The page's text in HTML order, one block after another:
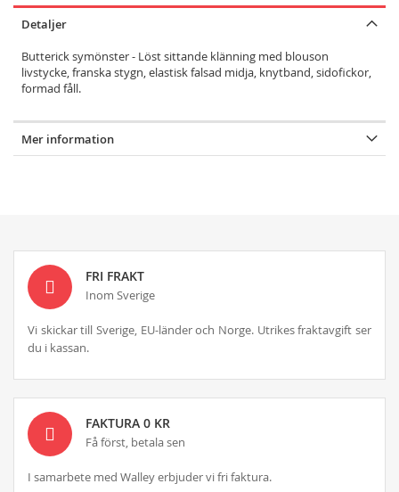
Detaljer
Butterick symönster - Löst sittande klänning med blouson
livstycke, franska stygn, elastisk falsad midja, knytband, sidofickor,
formad fåll.
Mer information
FRI FRAKT
Inom Sverige
Vi skickar till Sverige, EU-länder och Norge. Utrikes fraktavgift ser
du i kassan.
FAKTURA 0 KR
Få först, betala sen
I samarbete med Walley erbjuder vi fri faktura.